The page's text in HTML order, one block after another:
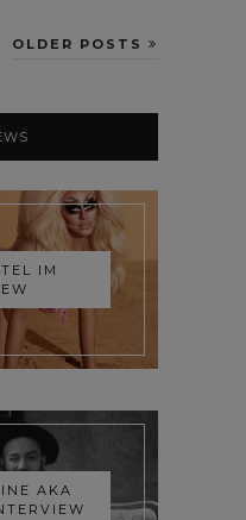
OLDER POSTS
IM
AKA